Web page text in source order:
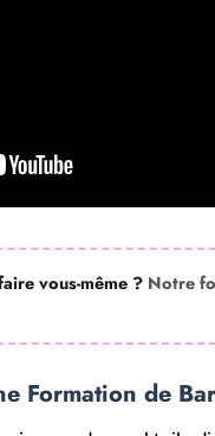
vous-même ? Notre
Formation de